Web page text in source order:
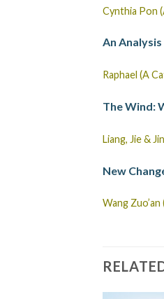
Cynthia Pon
An
Raphael (A
The Wind:
Liang, Jie &
New
Wang